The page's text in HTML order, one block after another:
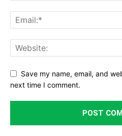
Save my name, email, and
next time I comment.